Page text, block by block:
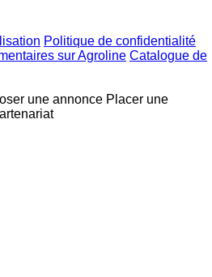
Politique de confidentialité
sur Agroline Catalogue de
une annonce Placer une